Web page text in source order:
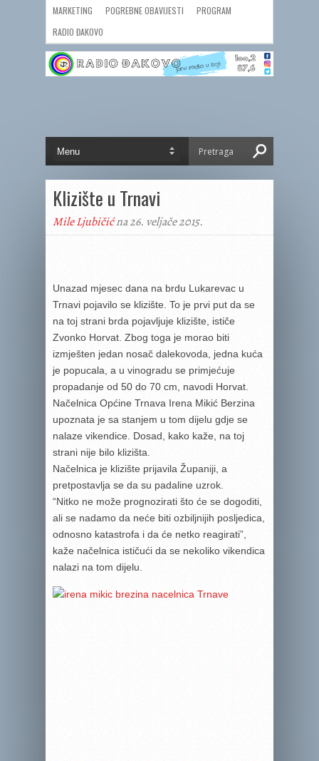
MARKETING POGREBNE OBAVIJESTI
PROGRAM
RADIO ĐAKOVO
Klizište u Trnavi
Mile Ljubičićna 26. veljače 2015.
Unazad mjesec dana na brdu Lukarevac u
Trnavi pojavilo se klizište. To je prvi put da se
na toj strani brda pojavljuje klizište, ističe
Zvonko Horvat. Zbog toga je morao biti
izmješten jedan nosač dalekovoda, jedna kuća
je popucala, a u vinogradu se primjećuje
propadanje od 50 do 70 cm, navodi Horvat.
Načelnica Općine Trnava Irena Mikić Berzina
upoznata je sa stanjem u tom dijelu gdje se
nalaze vikendice. Dosad, kako kaže, na toj
strani nije bilo klizišta.
Načelnica je klizište prijavila Županiji, a
pretpostavlja se da su padaline uzrok.
“Nitko ne može prognozirati što će se dogoditi,
ali se nadamo da neće biti ozbiljnijih posljedica,
odnosno katastrofa i da će netko reagirati”,
kaže načelnica ističući da se nekoliko vikendica
nalazi na tom dijelu.